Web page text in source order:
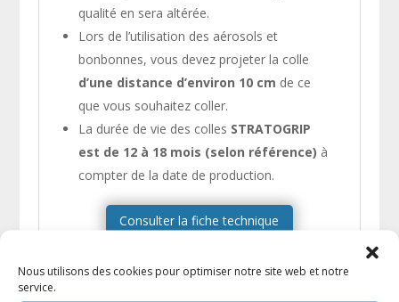
Nous utilisons des cookies pour optimiser notre site web et notre
service.
qualité en sera altérée.
Lors de l’utilisation des aérosols et
bonbonnes, vous devez projeter la colle
d’une distance d’environ 10 cm de ce
que vous souhaitez coller.
La durée de vie des colles STRATOGRIP
est de 12 à 18 mois (selon référence) à
compter de la date de production.
Consulter la fiche technique